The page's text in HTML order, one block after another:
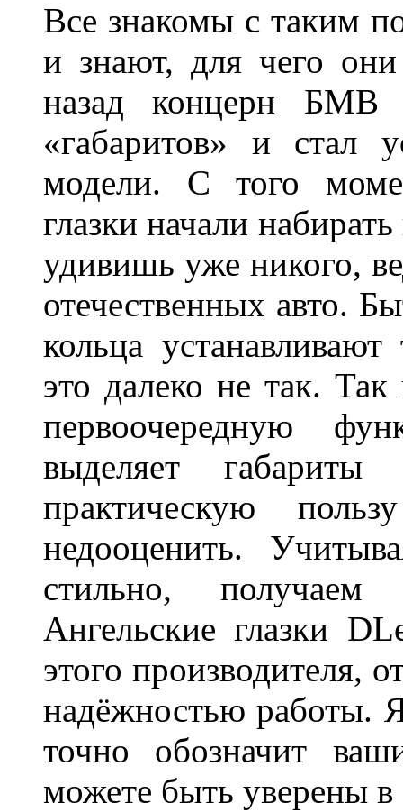
Все знакомы с таким
и знают, для чего
назад концерн БМВ
«габаритов» и стал
модели. С того
глазки начали
удивишь уже никого,
отечественных авто.
кольца
это далеко не так. Так
первоочередную
выделяет
практическую
недооценить.
стильно,
Ангельские глазки
этого производителя,
надёжностью работы.
точно обозначит
можете быть уверены